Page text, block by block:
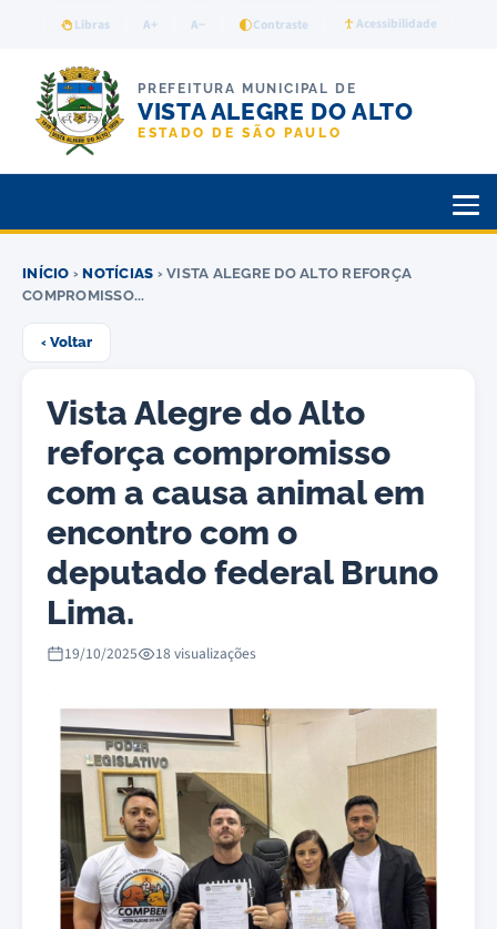
Libras A+ A− Contraste Acessibilidade
PREFEITURA MUNICIPAL DE
VISTA ALEGRE DO ALTO
ESTADO DE SÃO PAULO
INÍCIO ›NOTÍCIAS › VISTA ALEGRE DO ALTO REFORÇA
COMPROMISSO...
‹ Voltar
Vista Alegre do Alto
reforça compromisso
com a causa animal em
encontro com o
deputado federal Bruno
Lima.
19/10/2025 18 visualizações